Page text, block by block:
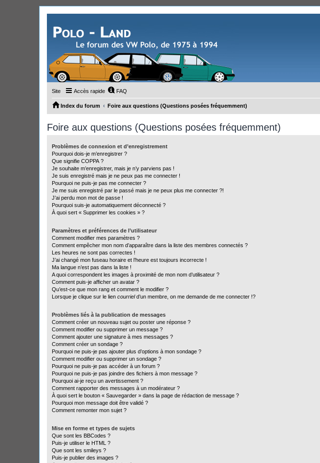
Site Accès rapide FAQ
Index du forum Foire aux questions (Questions posées fréquemment)
Foire aux questions (Questions posées fréquemment)
Problèmes de connexion et d’enregistrement
Pourquoi dois-je m’enregistrer ?
Que signifie COPPA ?
Je souhaite m’enregistrer, mais je n’y parviens pas !
Je suis enregistré mais je ne peux pas me connecter !
Pourquoi ne puis-je pas me connecter ?
Je me suis enregistré par le passé mais je ne peux plus me connecter ?!
J’ai perdu mon mot de passe !
Pourquoi suis-je automatiquement déconnecté ?
À quoi sert « Supprimer les cookies » ?
Paramètres et préférences de l’utilisateur
Comment modifier mes paramètres ?
Comment empêcher mon nom d’apparaître dans la liste des membres connectés ?
Les heures ne sont pas correctes !
J’ai changé mon fuseau horaire et l’heure est toujours incorrecte !
Ma langue n’est pas dans la liste !
A quoi correspondent les images à proximité de mon nom d’utilisateur ?
Comment puis-je afficher un avatar ?
Qu’est-ce que mon rang et comment le modifier ?
Lorsque je clique sur le lien courrield’un membre, on me demande de me connecter !?
Problèmes liés à la publication de messages
Comment créer un nouveau sujet ou poster une réponse ?
Comment modifier ou supprimer un message ?
Comment ajouter une signature à mes messages ?
Comment créer un sondage ?
Pourquoi ne puis-je pas ajouter plus d’options à mon sondage ?
Comment modifier ou supprimer un sondage ?
Pourquoi ne puis-je pas accéder à un forum ?
Pourquoi ne puis-je pas joindre des fichiers à mon message ?
Pourquoi ai-je reçu un avertissement ?
Comment rapporter des messages à un modérateur ?
À quoi sert le bouton « Sauvegarder » dans la page de rédaction de message ?
Pourquoi mon message doit être validé ?
Comment remonter mon sujet ?
Mise en forme et types de sujets
Que sont les BBCodes ?
Puis-je utiliser le HTML ?
Que sont les smileys ?
Puis-je publier des images ?